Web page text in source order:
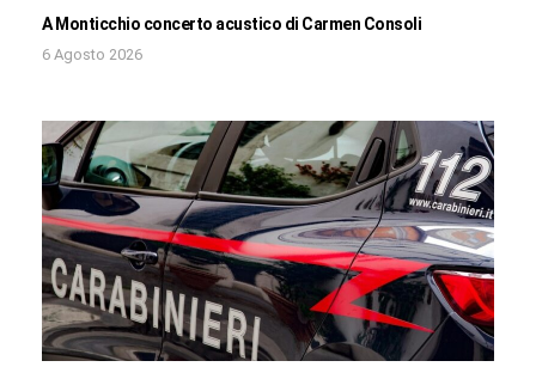
A Monticchio concerto acustico di Carmen Consoli
6 Agosto 2026